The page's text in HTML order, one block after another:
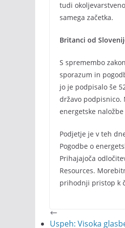
tudi
samega začetka.
Britanci od
S spremembo
sporazum in
jo je podpisalo še
državo podpisnico.
energetske
Podjetje je v teh
Pogodbe o
Prihajajoča
Resources.
prihodnji pristop k
Uspeh: Visoka